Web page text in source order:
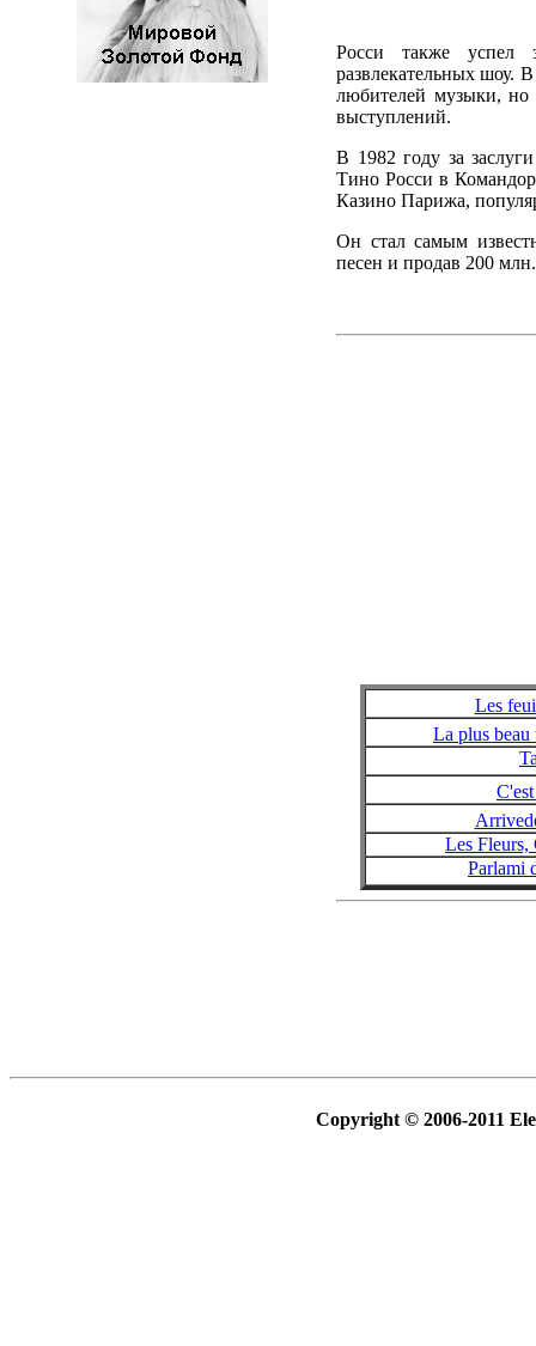
Росси также успел
развлекательных шоу.
любителей музыки, но
выступлений.
В 1982 году за
Тино Росси в
Казино Парижа,
Он стал самым
песен и продав 200
Les
La plus
Les Fleurs,
Parlami
Copyright © 2006-2011